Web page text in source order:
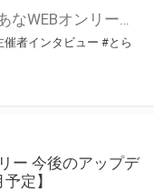
こんにちは、とらのあなWEBオンリー運営スタッフです。 新たにお届けする、イベント主催者インタビュー-マルシェ編-は、 とらのあなWEBオンリー「マルシェ」をご利用した主催様に 「マルシェ」を使って開催した感想や心がけをお聞きする企画です。 今回は、WEBオンリー開催7回目迎えた「マレシルプラン – Online7 –」より、 主催の玉川うた様にお話を伺いました。 ▼マレシルプランのインタビュー前回記事 「イベント主催者インタビュー vol.6」はこちら 協力：玉川うた様（マレシルプラン実行委員会 代表）／イベント公式Twitter（@mallesil_plan） とらのあなWEBオンリー「マルシェ」とは？ WEBオンリーでリアルタイムでコミュニケーションがとれるオンライン会場です。
催者インタビュー #とら
ー 今後のアップデ
定】